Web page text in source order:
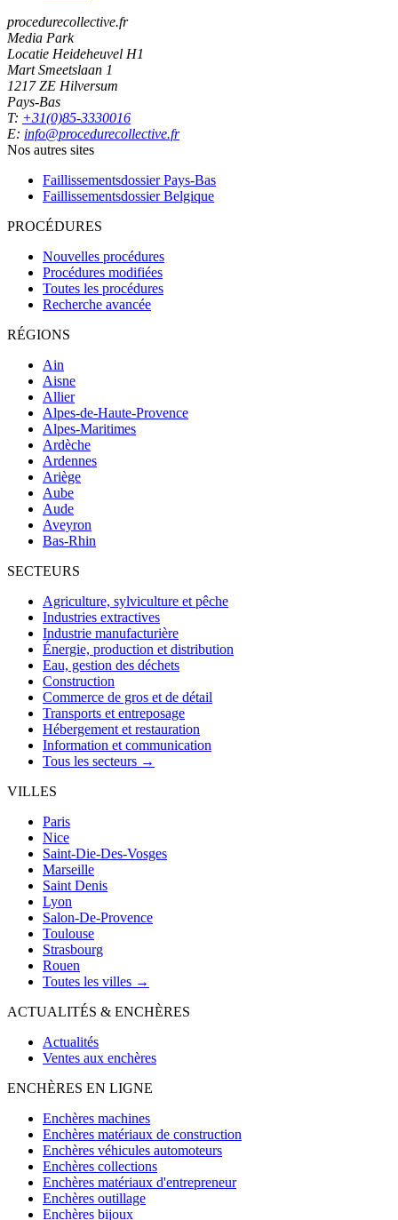
procedurecollective.fr
Media Park
Locatie Heideheuvel H1
Mart Smeetslaan 1
1217 ZE Hilversum
Pays-Bas
T: +31(0)85-3330016
E: info@procedurecollective.fr
Nos autres sites
Faillissementsdossier Pays-Bas
Faillissementsdossier Belgique
PROCÉDURES
Nouvelles procédures
Procédures modifiées
Toutes les procédures
Recherche avancée
RÉGIONS
Ain
Aisne
Allier
Alpes-de-Haute-Provence
Alpes-Maritimes
Ardèche
Ardennes
Ariège
Aube
Aude
Aveyron
Bas-Rhin
SECTEURS
Agriculture, sylviculture et pêche
Industries extractives
Industrie manufacturière
Énergie, production et distribution
Eau, gestion des déchets
Construction
Commerce de gros et de détail
Transports et entreposage
Hébergement et restauration
Information et communication
Tous les secteurs →
VILLES
Paris
Nice
Saint-Die-Des-Vosges
Marseille
Saint Denis
Lyon
Salon-De-Provence
Toulouse
Strasbourg
Rouen
Toutes les villes →
ACTUALITÉS & ENCHÈRES
Actualités
Ventes aux enchères
ENCHÈRES EN LIGNE
Enchères machines
Enchères matériaux de construction
Enchères véhicules automoteurs
Enchères collections
Enchères matériaux d'entrepreneur
Enchères outillage
Enchères bijoux